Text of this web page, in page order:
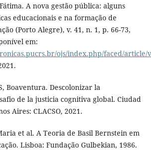
A nova gestão pública: alguns
educacionais e na formação de
(Porto Alegre), v. 41, n. 1, p. 66-73,
em:
ojs/index.php/faced/article/
Boaventura. Descolonizar la
de la justicia cognitiva global. Ciudad
Aires: CLACSO, 2021.
et al. A Teoria de Basil Bernstein em
Lisboa: Fundação Gulbekian, 1986.